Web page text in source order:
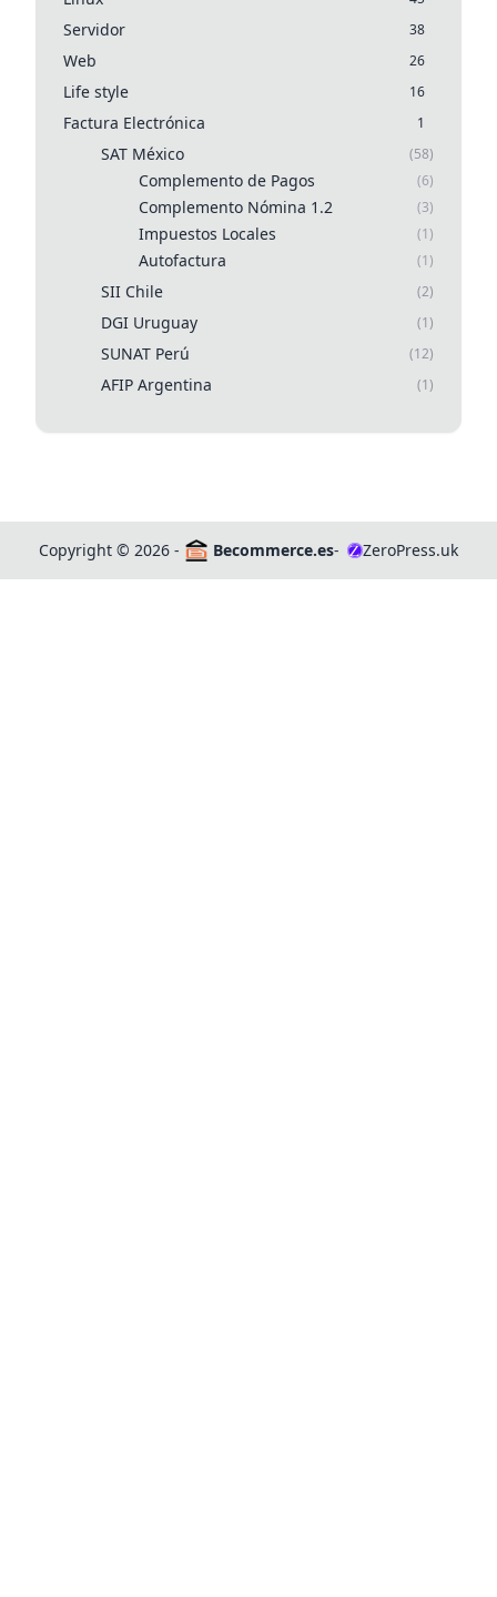
Servidor 38
Web 26
Life style 16
Factura Electrónica 1
SAT México (58)
Complemento de Pagos (6)
Complemento Nómina 1.2 (3)
Impuestos Locales (1)
Autofactura (1)
SII Chile (2)
DGI Uruguay (1)
SUNAT Perú (12)
AFIP Argentina (1)
Copyright © 2026 - Becommerce.es- ZZeroPress.uk